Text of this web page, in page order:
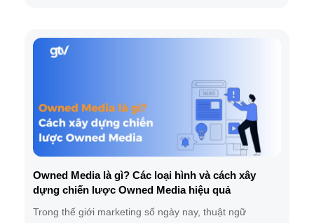
Owned Media là gì? Các loại hình và cách xây
dựng chiến lược Owned Media hiệu quả
Trong thế giới marketing số ngày nay, thuật ngữ